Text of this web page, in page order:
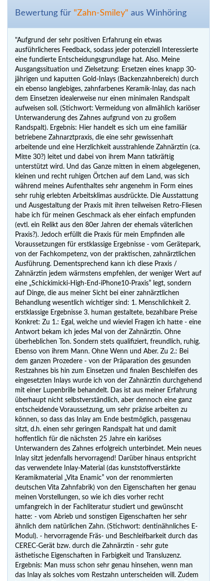
Bewertung für "Zahn-Smiley" aus Winhöring
"Aufgrund der sehr positiven Erfahrung ein etwas
ausführlicheres Feedback, sodass jeder potenziell Interessierte
eine fundierte Entscheidungsgrundlage hat. Also. Meine
Ausgangssituation und Zielsetzung: Ersetzen eines knapp 30-
jährigen und kaputten Gold-Inlays (Backenzahnbereich) durch
ein ebenso langlebiges, zahnfarbenes Keramik-Inlay, das nach
dem Einsetzen idealerweise nur einen minimalen Randspalt
aufweisen soll. (Stichwort: Vermeidung von allmählich kariöser
Unterwanderung des Zahnes aufgrund von zu großem
Randspalt). Ergebnis: Hier handelt es sich um eine familiär
betriebene Zahnarztpraxis, die eine sehr gewissenhaft
arbeitende und eine Herzlichkeit ausstrahlende Zahnärztin (ca.
Mitte 30?) leitet und dabei von ihrem Mann tatkräftig
unterstützt wird. Und das Ganze mitten in einem abgelegenen,
kleinen und recht ruhigen Örtchen auf dem Land, was sich
während meines Aufenthaltes sehr angenehm in Form eines
sehr ruhig erlebten Arbeitsklimas ausdrückte. Die Ausstattung
und Ausgestaltung der Praxis mit ihren teilweisen Retro-Fliesen
habe ich für meinen Geschmack als eher einfach empfunden
(evtl. ein Relikt aus den 80er Jahren der ehemals väterlichen
Praxis?). Jedoch erfüllt die Praxis für mein Empfinden alle
Voraussetzungen für erstklassige Ergebnisse - vom Gerätepark,
von der Fachkompetenz, von der praktischen, zahnärztlichen
Ausführung. Dementsprechend kann ich diese Praxis /
Zahnärztin jedem wärmstens empfehlen, der weniger Wert auf
eine „Schickimicki-High-End-iPhone10-Praxis” legt, sondern
auf Dinge, die aus meiner Sicht bei einer zahnärztlichen
Behandlung wesentlich wichtiger sind: 1. Menschlichkeit 2.
erstklassige Ergebnisse 3. human gestaltete, bezahlbare Preise
Konkret: Zu 1.: Egal, welche und wieviel Fragen ich hatte - eine
Antwort bekam ich jedes Mal von der Zahnärztin. Ohne
überheblichen Ton. Sondern stets qualifiziert, freundlich, ruhig.
Ebenso von ihrem Mann. Ohne Wenn und Aber. Zu 2.: Bei
dem ganzen Prozedere - von der Präparation des gesunden
Restzahnes bis hin zum Einsetzen und finalen Beschleifen des
eingesetzten Inlays wurde ich von der Zahnärztin durchgehend
mit einer Lupenbrille behandelt. Das ist aus meiner Erfahrung
überhaupt nicht selbstverständlich, aber dennoch eine ganz
entscheidende Voraussetzung, um sehr präzise arbeiten zu
können, so dass das Inlay am Ende bestmöglich, passgenau
sitzt, d.h. einen sehr geringen Randspalt hat und damit
hoffentlich für die nächsten 25 Jahre ein kariöses
Unterwandern des Zahnes erfolgreich unterbindet. Mein neues
Inlay sitzt jedenfalls hervorragend! Darüber hinaus entspricht
das verwendete Inlay-Material (das kunststoffverstärkte
Keramikmaterial „Vita Enamic” von der renommierten
deutschen Vita Zahnfabrik) von den Eigenschaften her genau
meinen Vorstellungen, so wie ich dies vorher recht
umfangreich in der Fachliteratur studiert und gewünscht
hatte: - vom Abrieb und sonstigen Eigenschaften her sehr
ähnlich dem natürlichen Zahn. (Stichwort: dentinähnliches E-
Modul). - hervorragende Fräs- und Beschleifbarkeit durch das
CEREC-Gerät bzw. durch die Zahnärztin - sehr gute
ästhetische Eigenschaften in Farbigkeit und Transluzenz.
Ergebnis: Man muss schon sehr genau hinsehen, wenn man
das Inlay als solches vom Restzahn unterscheiden will. Zudem